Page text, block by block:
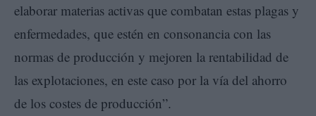
elaborar materias activas que combatan estas plagas y
enfermedades, que estén en consonancia con las
normas de producción y mejoren la rentabilidad de
las explotaciones, en este caso por la vía del ahorro
de los costes de producción”.